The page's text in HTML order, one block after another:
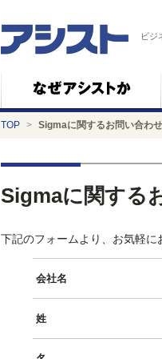
ビジ
TOP > Sigmaに関するお問い合わせ
Sigmaに関する
下記のフォームより、お気軽に